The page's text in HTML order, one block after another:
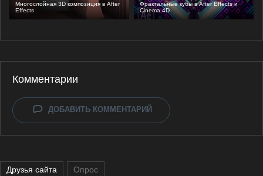
Многослойная 3D композиция в After
Effects
Фрактальные кубы в After Effects и
Cinema 4D
Комментарии
ДОБАВИТЬ КОММЕНТАРИЙ
Друзья сайта Опрос